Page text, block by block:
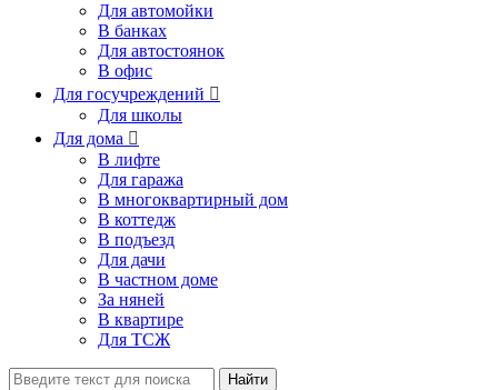
Для автомойки
В банках
Для автостоянок
В офис
Для госучреждений 
Для школы
Для дома 
В лифте
Для гаража
В многоквартирный дом
В коттедж
В подъезд
Для дачи
В частном доме
За няней
В квартире
Для ТСЖ
Найти